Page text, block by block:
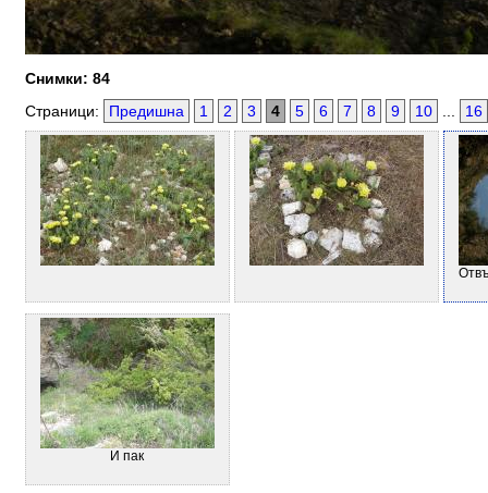
Снимки: 84
Страници:
Предишна 1 2 3 4 5 6 7 8 9 10 16
И пак